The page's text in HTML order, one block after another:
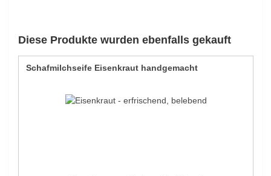
Diese Produkte wurden ebenfalls gekauft
Schafmilchseife Eisenkraut handgemacht